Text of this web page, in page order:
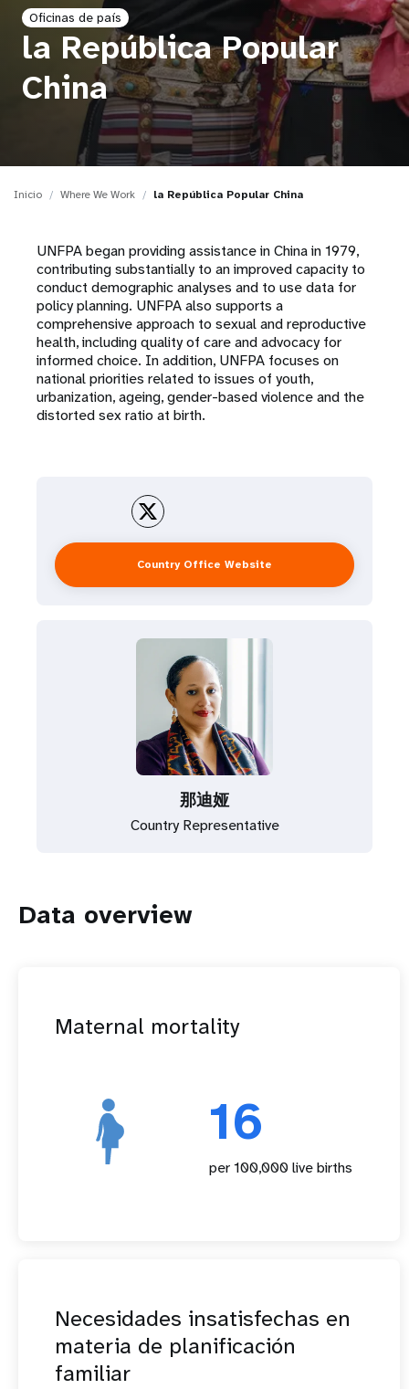
Oficinas de país
la República Popular
China
Inicio Where We Work la República Popular China
UNFPA began providing assistance in China in 1979,
contributing substantially to an improved capacity to
conduct demographic analyses and to use data for
policy planning. UNFPA also supports a
comprehensive approach to sexual and reproductive
health, including quality of care and advocacy for
informed choice. In addition, UNFPA focuses on
national priorities related to issues of youth,
urbanization, ageing, gender-based violence and the
distorted sex ratio at birth.
Country Office Website
那迪娅
Country Representative
Data overview
Maternal mortality
16
per 100,000 live births
Necesidades insatisfechas en
materia de planificación
familiar